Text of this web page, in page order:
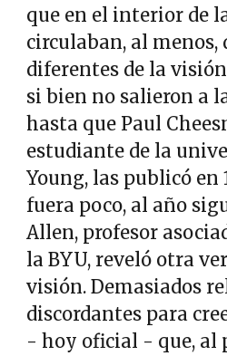
que en el interior de
circulaban, al menos,
diferentes de la
si bien no salieron a
hasta que Paul
estudiante de la
Young, las publicó en
fuera poco, al año
Allen, profesor
la BYU, reveló otra
visión. Demasiados
discordantes para
- hoy oficial - que, al